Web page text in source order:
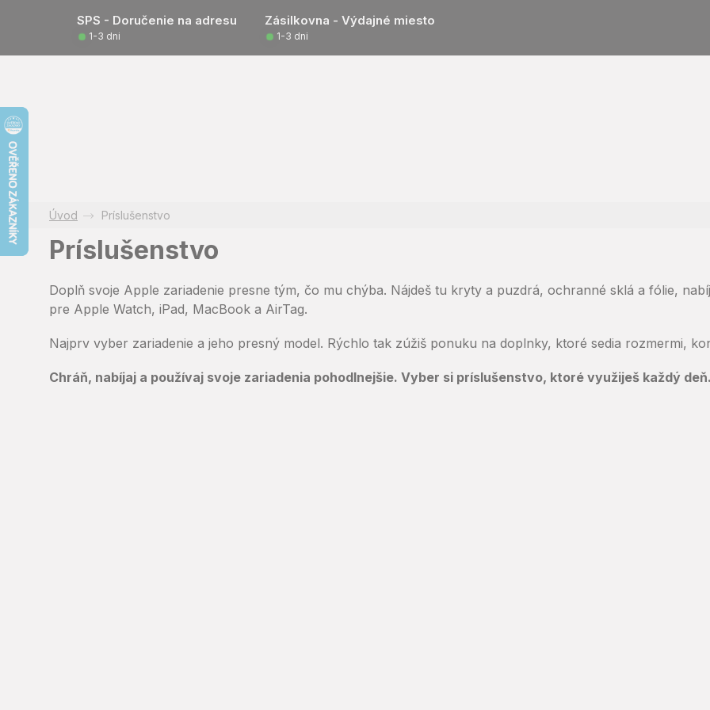
SPS - Doručenie na adresu Zásilkovna - Výdajné miesto
1-3 dni 1-3 dni
Príslušenstvo
Príslušenstvo
Doplň svoje Apple zariadenie presne tým, čo mu chýba. Nájdeš tu kryty a puzdrá, ochranné sklá a fólie,
pre Apple Watch, iPad, MacBook a AirTag.
Najprv vyber zariadenie a jeho presný model. Rýchlo tak zúžiš ponuku na doplnky, ktoré sedia rozmermi,
Chráň, nabíjaj a používaj svoje zariadenia pohodlnejšie. Vyber si príslušenstvo, ktoré využiješ každý